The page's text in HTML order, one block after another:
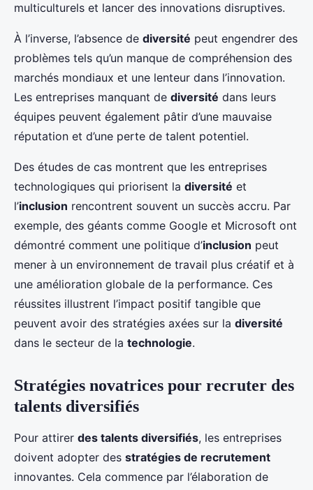
multiculturels et lancer des innovations disruptives.
À l’inverse, l’absence de diversité peut engendrer des
problèmes tels qu’un manque de compréhension des
marchés mondiaux et une lenteur dans l’innovation.
Les entreprises manquant de diversité dans leurs
équipes peuvent également pâtir d’une mauvaise
réputation et d’une perte de talent potentiel.
Des études de cas montrent que les entreprises
technologiques qui priorisent la diversité et
l’inclusion rencontrent souvent un succès accru. Par
exemple, des géants comme Google et Microsoft ont
démontré comment une politique d’inclusion peut
mener à un environnement de travail plus créatif et à
une amélioration globale de la performance. Ces
réussites illustrent l’impact positif tangible que
peuvent avoir des stratégies axées sur la diversité
dans le secteur de la technologie.
Stratégies novatrices pour recruter des
talents diversifiés
Pour attirer des talents diversifiés, les entreprises
doivent adopter des stratégies de recrutement
innovantes. Cela commence par l’élaboration de